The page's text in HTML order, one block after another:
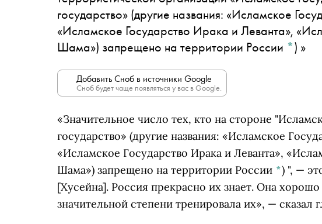
государство» (другие названия: «Исламское
«Исламское Государство Ирака и Леванта»,
Шама») запрещено на территории России *) »
Добавить Сноб в источники Google
Сноб будет чаще появляться у вас в Google.
«Значительное число тех, кто на стороне "
государство» (другие названия: «Исламское
«Исламское Государство Ирака и Леванта»,
Шама») запрещено на территории России *) ", —
[Хусейна]. Россия прекрасно их знает. Она
значительной степени тренировала их», — сказал